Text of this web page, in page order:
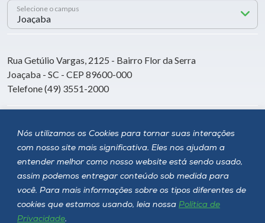
Nós utilizamos os Cookies para tornar suas interações
com nosso site mais significativa. Eles nos ajudam a
entender melhor como nosso website está sendo usado,
assim podemos entregar conteúdo sob medida para
você. Para mais informações sobre os tipos diferentes de
cookies que estamos usando, leia nossa Política de
Privacidade.
Selecione o campus
Rua Getúlio Vargas, 2125 - Bairro Flor da Serra
Joaçaba - SC - CEP 89600-000
Telefone (49) 3551-2000
Siga a Unoesc